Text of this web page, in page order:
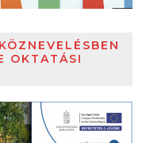
OKTATÁSI